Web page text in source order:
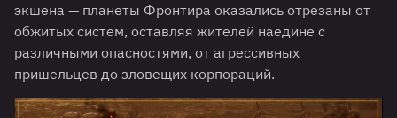
экшена — планеты Фронтира оказались отрезаны от
обжитых систем, оставляя жителей наедине с
различными опасностями, от агрессивных
пришельцев до зловещих корпораций.